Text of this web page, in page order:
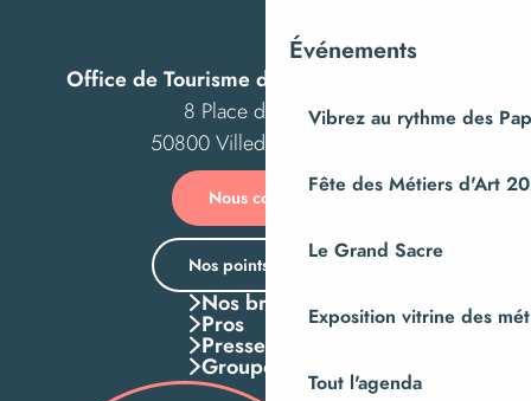
Événements
Vibrez au rythme des
Fête des Métiers d'Art
Le Grand Sacre
Exposition vitrine des
Tout l'agenda
Office de Tourisme de Villedieu Intercom
8 Place des Costils
50800 Villedieu-les-Poêles
Nous contacter
Nos points d’accueil
Nos brochures
Pros
Presse
Groupes